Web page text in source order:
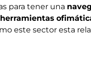
para tener una
herramientas
este sector esta